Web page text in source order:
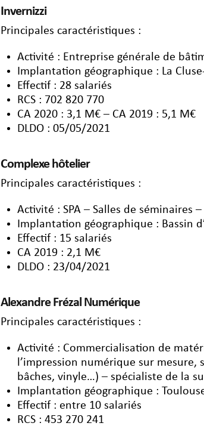
Invernizzi
Principales caractéristiques :
Activité : Entreprise générale de
Implantation géographique : La
Effectif : 28 salariés
RCS : 702 820 770
CA 2020 : 3,1 M€ – CA 2019 : 5,1 M€
DLDO : 05/05/2021
Complexe hôtelier
Principales caractéristiques :
Activité : SPA – Salles de séminaires
Implantation géographique : Bassin
Effectif : 15 salariés
CA 2019 : 2,1 M€
DLDO : 23/04/2021
Alexandre Frézal Numérique
Principales caractéristiques :
Activité : Commercialisation de
l’impression numérique sur
bâches, vinyle…) – spécialiste de la
Implantation géographique :
Effectif : entre 10 salariés
RCS : 453 270 241